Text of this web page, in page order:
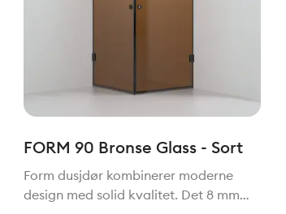
FORM 90 Bronse Glass - Sort
Form dusjdør kombinerer moderne
design med solid kvalitet. Det 8 mm